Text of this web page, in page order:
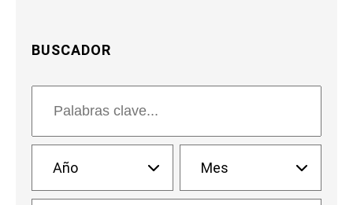
BUSCADOR